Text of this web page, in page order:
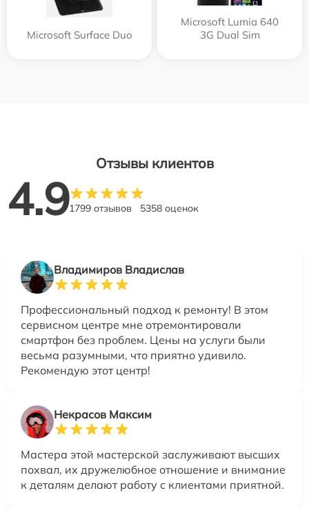
Microsoft Surface Duo
Microsoft Lumia 640
3G Dual Sim
Отзывы клиентов
4.91799 отзывов 5358 оценок
Владимиров Владислав
Профессиональный подход к ремонту! В этом
сервисном центре мне отремонтировали
смартфон без проблем. Цены на услуги были
весьма разумными, что приятно удивило.
Рекомендую этот центр!
Некрасов Максим
Мастера этой мастерской заслуживают высших
похвал, их дружелюбное отношение и внимание
к деталям делают работу с клиентами приятной.